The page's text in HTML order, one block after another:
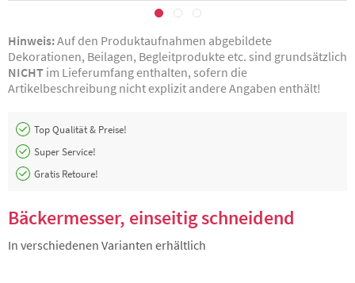
Hinweis:Auf den Produktaufnahmen abgebildete
Dekorationen, Beilagen, Begleitprodukte etc. sind grundsätzlich
NICHT im Lieferumfang enthalten, sofern die
Artikelbeschreibung nicht explizit andere Angaben enthält!
Top Qualität & Preise!
Super Service!
Gratis Retoure!
Bäckermesser, einseitig schneidend
In verschiedenen Varianten erhältlich